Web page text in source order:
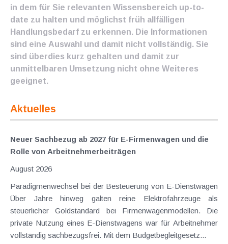
in dem für Sie relevanten Wissensbereich up-to-
date zu halten und möglichst früh allfälligen
Handlungsbedarf zu erkennen. Die Informationen
sind eine Auswahl und damit nicht vollständig. Sie
sind überdies kurz gehalten und damit zur
unmittelbaren Umsetzung nicht ohne Weiteres
geeignet.
Aktuelles
Neuer Sachbezug ab 2027 für E-Firmenwagen und die
Rolle von Arbeitnehmer​­beiträgen
August 2026
Paradigmenwechsel bei der Besteuerung von E-Dienstwagen
Über Jahre hinweg galten reine Elektrofahrzeuge als
steuerlicher Goldstandard bei Firmenwagenmodellen. Die
private Nutzung eines E-Dienstwagens war für Arbeitnehmer
vollständig sachbezugsfrei. Mit dem Budgetbegleitgesetz...